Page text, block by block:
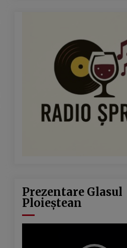
Prezentare Glasul
Ploieștean